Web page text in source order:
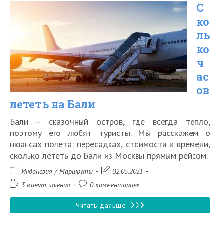
Валаамского
С
ко
ль
ко
ч
ас
ов
лететь на Бали
Бали – сказочный остров, где всегда тепло,
поэтому его любят туристы. Мы расскажем о
нюансах полета: пересадках, стоимости и времени,
сколько лететь до Бали из Москвы прямым рейсом.
Рубрика
записи:
Индонезия / Маршруты
Запись02.05.2021
Время3 минут чтения
Комментарии
записи:
0 комментариев
Читать дальше Сколько